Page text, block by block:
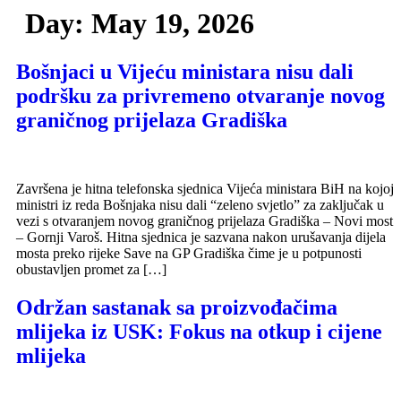
Day: May 19, 2026
Bošnjaci u Vijeću ministara nisu dali
podršku za privremeno otvaranje novog
graničnog prijelaza Gradiška
Završena je hitna telefonska sjednica Vijeća ministara BiH na kojoj
ministri iz reda Bošnjaka nisu dali “zeleno svjetlo” za zaključak u
vezi s otvaranjem novog graničnog prijelaza Gradiška – Novi most
– Gornji Varoš. Hitna sjednica je sazvana nakon urušavanja dijela
mosta preko rijeke Save na GP Gradiška čime je u potpunosti
obustavljen promet za […]
Održan sastanak sa proizvođačima
mlijeka iz USK: Fokus na otkup i cijene
mlijeka